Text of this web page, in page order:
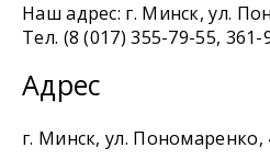
Наш адрес: г. Минск, ул.
Тел. (8 (017) 355-79-55, 361-
Адрес
г. Минск, ул. Пономаренко,